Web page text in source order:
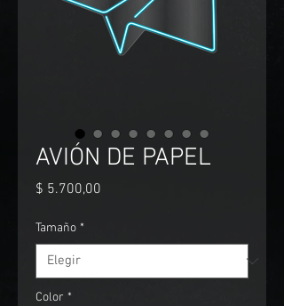
AVIÓN DE PAPEL
$ 5.700,00
Tamaño *
Color *